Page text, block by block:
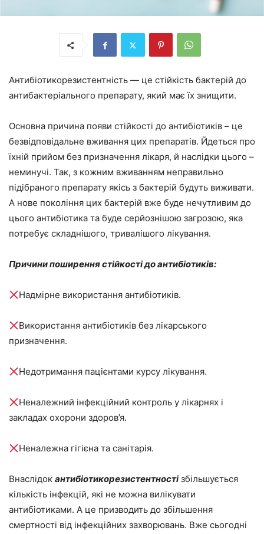
Антибіотикорезистентність — це стійкість бактерій до
антибактеріального препарату, який має їх знищити.
Основна причина появи стійкості до антибіотиків – це
безвідповідальне вживання цих препаратів. Йдеться про
їхній прийом без призначення лікаря, й наслідки цього –
неминучі. Так, з кожним вживанням неправильно
підібраного препарату якісь з бактерій будуть виживати.
А нове покоління цих бактерій вже буде нечутливим до
цього антибіотика та буде серйознішою загрозою, яка
потребує складнішого, тривалішого лікування.
Причини поширення стійкості до антибіотиків:
Надмірне використання антибіотиків.
Використання антибіотиків без лікарського
призначення.
Недотримання пацієнтами курсу лікування.
Неналежний інфекційний контроль у лікарнях і
закладах охорони здоров’я.
Неналежна гігієна та санітарія.
Внаслідок антибіотикорезистентностізбільшується
кількість інфекцій, які не можна вилікувати
антибіотиками. А це призводить до збільшення
смертності від інфекційних захворювань. Вже сьогодні